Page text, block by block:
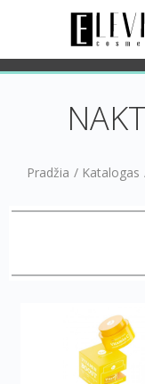
Pradžia / Katalogas